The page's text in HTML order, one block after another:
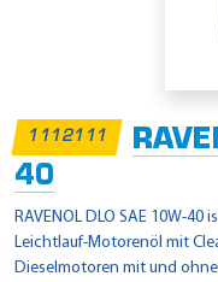
1112111
40
RAVENOL DLO SAE 10W-
Leichtlauf-Motorenöl mit
Dieselmotoren mit und